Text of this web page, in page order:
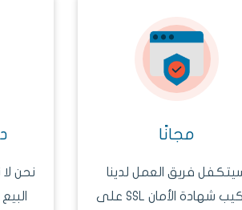
مجانًا
فريق العمل لدينا
بتركيب شهادة الأمان SSL على
نحن